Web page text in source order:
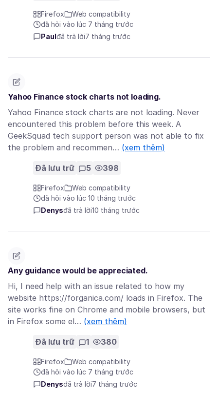
Firefox
Web compatibility
đã hỏi vào lúc 7 tháng trước
Paul đã trả lời7 tháng trước
Yahoo Finance stock charts not loading.
Yahoo Finance stock charts are not loading. Never
encountered this problem before this week. A
GeekSquad tech support person was not able to fix
the problem and recommen… (xem thêm)
Đã lưu trữ 5 398
Firefox
Web compatibility
đã hỏi vào lúc 10 tháng trước
Denysđã trả lời10 tháng trước
Any guidance would be appreciated.
Hi, I need help with an issue related to how my
website https://forganica.com/ loads in Firefox. The
site works fine on Chrome and mobile browsers, but
in Firefox some el… (xem thêm)
Đã lưu trữ 1 380
Firefox
Web compatibility
đã hỏi vào lúc 7 tháng trước
Denysđã trả lời7 tháng trước